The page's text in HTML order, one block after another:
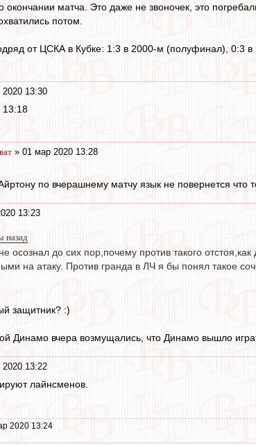
окончании матча. Это даже не звоночек, это
потом.
от ЦСКА в Кубке: 1:3 в 2000-м (полуфинал),
13:30
13:18
» 01 мар 2020 13:28
по вчерашнему матчу язык не повернется что
13:23
назад
осознал до сих пор,почему против такого
на атаку. Против гранда в ЛЧ я бы понял такое
защитник? :)
Динамо вчера возмущались, что Динамо вышло
13:22
лайнсменов.
2020 13:24